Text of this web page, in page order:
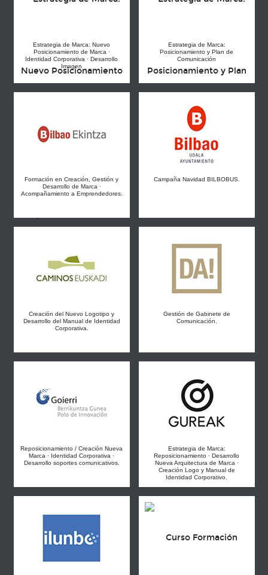
Estrategia de Marca: Nuevo
Posicionamiento de Marca ·
Identidad Corporativa · Desarrollo
Imagen
Estrategia de Marca:
Posicionamiento y Plan de
Comunicación
Formación en Creación, Gestión y
Desarrollo de Marca ·
Acompañamiento a Emprendedores.
Campaña Navidad BILBOBUS.
Creación del Nuevo Logotipo y
Desarrollo del Manual de Identidad
Corporativa.
Gestión de Gabinete de
Comunicación.
Reposicionamiento / Creación Nueva
Marca · Identidad Corporativa ·
Desarrollo soportes comunicativos.
Estrategia de Marca:
Reposicionamiento · Desarrollo
Nueva Arquitectura de Marca ·
Creación Logo y Manual de
Identidad Corporativo.